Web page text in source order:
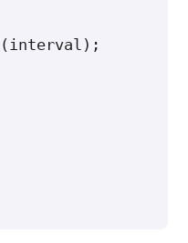
(interval );